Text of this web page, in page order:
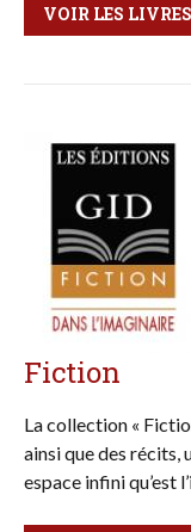
VOIR LES
Fiction
La collection «
ainsi que des récits,
espace infini qu’est